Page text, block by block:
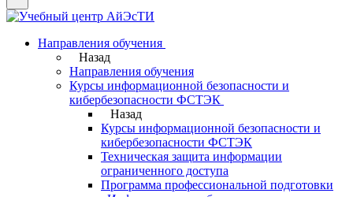
Направления обучения
Назад
Направления обучения
Курсы информационной безопасности и
кибербезопасности ФСТЭК
Назад
Курсы информационной безопасности и
кибербезопасности ФСТЭК
Техническая защита информации
ограниченного доступа
Программа профессиональной подготовки